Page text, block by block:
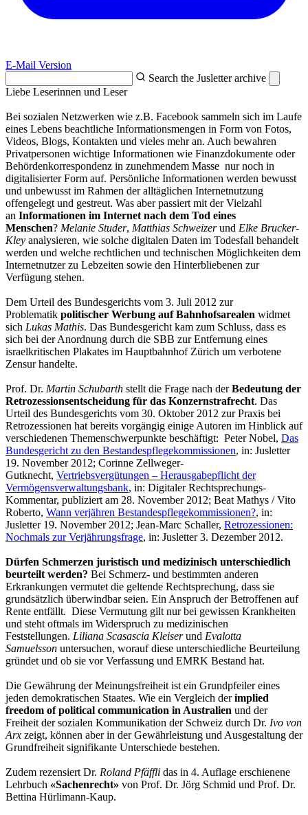
E-Mail Version
Search the Jusletter archive
Liebe Leserinnen und Leser
Bei sozialen Netzwerken wie z.B. Facebook sammeln sich im Laufe
eines Lebens beachtliche Informationsmengen in Form von Fotos,
Videos, Blogs, Kontakten und vieles mehr an. Auch bewahren
Privatpersonen wichtige Informationen wie Finanzdokumente oder
Behördenkorrespondenz in zunehmendem Masse nur noch in
digitalisierter Form auf. Persönliche Informationen werden bewusst
und unbewusst im Rahmen der alltäglichen Internetnutzung
offengelegt und gestreut. Was aber passiert mit der Vielzahl
an Informationen im Internet nach dem Tod eines
Menschen? Melanie Studer, Matthias Schweizerund Elke Brucker-
Kley analysieren, wie solche digitalen Daten im Todesfall behandelt
werden und welche rechtlichen und technischen Möglichkeiten dem
Internetnutzer zu Lebzeiten sowie den Hinterbliebenen zur
Verfügung stehen.
Dem Urteil des Bundesgerichts vom 3. Juli 2012 zur
Problematik politischer Werbung auf Bahnhofsarealen widmet
sich Lukas Mathis. Das Bundesgericht kam zum Schluss, dass es
sich bei der Anordnung durch die SBB zur Entfernung eines
israelkritischen Plakates im Hauptbahnhof Zürich um verbotene
Zensur handelte.
Prof. Dr. Martin Schubarth stellt die Frage nach derBedeutung der
Retrozessionsentscheidung für das Konzernstrafrecht. Das
Urteil des Bundesgerichts vom 30. Oktober 2012 zur Praxis bei
Retrozessionen hat bereits vorgängig einige Autoren im Hinblick auf
verschiedenen Themenschwerpunkte beschäftigt: Peter Nobel, Das
Bundesgericht zu den Bestandespflegekommissionen, in: Jusletter
19. November 2012; Corinne Zellweger-
Gutknecht, Vertriebsvergütungen – Herausgabepflicht der
Vermögensverwaltungsbank, in: Digitaler Rechtsprechungs-
Kommentar, publiziert am 28. November 2012; Beat Mathys / Vito
Roberto, Wann verjähren Bestandespflegekommissionen?, in:
Jusletter 19. November 2012; Jean-Marc Schaller, Retrozessionen:
Nochmals zur Verjährungsfrage, in: Jusletter 3. Dezember 2012.
Dürfen Schmerzen juristisch und medizinisch unterschiedlich
beurteilt werden? Bei Schmerz- und bestimmten anderen
Erkrankungen vermutet die geltende Rechtsprechung, dass sie
grundsätzlich überwindbar seien. Ein Anspruch der Betroffenen auf
Rente entfällt. Diese Vermutung gilt nur bei gewissen Krankheiten
und steht oftmals im Widerspruch zu medizinischen
Feststellungen. Liliana Scasascia Kleiserund Evalotta
Samuelsson untersuchen, worauf diese unterschiedliche Beurteilung
gründet und ob sie vor Verfassung und EMRK Bestand hat.
Die Gewährung der Meinungsfreiheit ist ein Grundpfeiler eines
jeden demokratischen Staates. Wie ein Vergleich derimplied
freedom of political communication in Australien und der
Freiheit der sozialen Kommunikation der Schweiz durch Dr. Ivo von
Arx zeigt, können aber in der Gewährleistung und Ausgestaltung der
Grundfreiheit signifikante Unterschiede bestehen.
Zudem rezensiert Dr. Roland Pfäffli das in 4. Auflage erschienene
Lehrbuch «Sachenrecht» von Prof. Dr. Jörg Schmid und Prof. Dr.
Bettina Hürlimann-Kaup.